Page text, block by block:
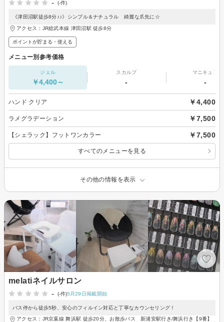
- (-件)
《津田沼駅徒歩8分♪♪》シンプル＆ナチュラル 綺麗な爪先に☆
アクセス：JR総武本線 津田沼駅 徒歩8分
ポイントが貯まる・使える
メニュー別参考価格
ジェル
￥4,400～
スカルプ
-
マニキュア
-
ハンド クリア ￥4,400
ラメグラデーション ￥7,500
【シェラック】フットワンカラー ￥7,500
すべてのメニューを見る
その他の情報を表示
melatiネイルサロン
-
(-件)5月29日掲載開始
バス停から徒歩5秒、安心のフィルイン対応と丁寧なカウンセリング！
アクセス：JR京葉線 舞浜駅 徒歩20分、お散歩バス 新浦安駅行き/舞浜行き【9番】